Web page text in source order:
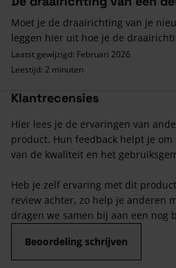
Moet je de draairichting van je
leggen hier uit hoe je de
Laatst gewijzigd: Februari 2026
Leestijd: 2 minuten
Klantrecensies
Hier lees je de ervaringen van
product. Hun feedback helpt je
van de kwaliteit en het
Heb je zelf ervaring met dit
review achter, zo help je anderen
dragen we samen bij aan een nog
Beoordeling schrijven